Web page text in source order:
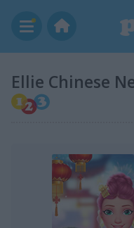
Ellie Chinese